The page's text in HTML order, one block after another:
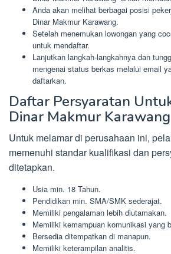
Anda akan melihat berbagai posisi
Dinar Makmur Karawang.
Setelah menemukan lowongan yang
untuk mendaftar.
Lanjutkan langkah-langkahnya dan
mengenai status berkas melalui email
daftarkan.
Daftar Persyaratan
Dinar Makmur Karawang
Untuk melamar di perusahaan ini,
memenuhi standar kualifikasi dan
ditetapkan.
Usia min. 18 Tahun.
Pendidikan min. SMA/SMK sederajat.
Memiliki pengalaman lebih diutamakan.
Memiliki kemampuan komunikasi yang
Bersedia ditempatkan di manapun.
Memiliki keterampilan analitis.